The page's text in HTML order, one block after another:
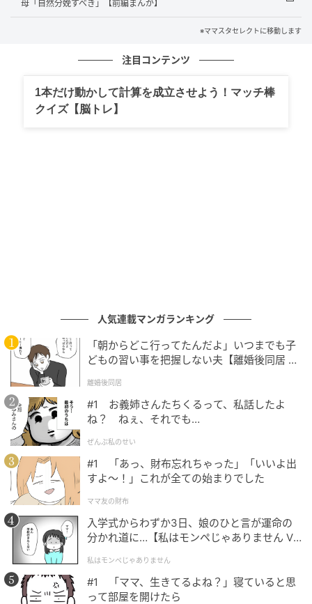
出典：select.mamastar.jp
出典：select.mamastar.jp
私たちきょうだいにとって何より大切な母が、息子に
会いたがっているのです。その気持ちに報いるため、
弟も顔を見せに帰ってくるべきです。私は話すうちに
興奮してしまい、思わず妹に向かってそんな主張をぶ
つけてしまいました。
母「自然分娩すべき」【前編まんが】
※ママスタセレクトに移動します
注目コンテンツ
1本だけ動かして計算を成立させよう！マッチ棒
クイズ【脳トレ】
人気連載マンガランキング
「朝からどこ行ってたんだよ」いつまでも子
どもの習い事を把握しない夫【離婚後同居 Vo
離婚後同居
#1 お義姉さんたちくるって、私話したよ
ね？ ねぇ、それでも…
ぜんぶ私のせい
#1 「あっ、財布忘れちゃった」「いいよ出
すよ〜！」これが全ての始まりでした
ママ友の財布
入学式からわずか3日、娘のひと言が運命の
分かれ道に…【私はモンペじゃありません Vo
私はモンペじゃありません
#1 「ママ、生きてるよね？」寝ていると思
って部屋を開けたら